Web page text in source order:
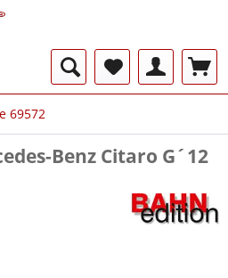
69572
Benz Citaro G´12